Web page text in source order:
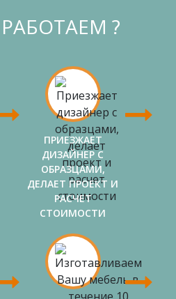
?
ПРИЕЗЖАЕТ
ДИЗАЙНЕР С
ОБРАЗЦАМИ,
ДЕЛАЕТ ПРОЕКТ И
РАСЧЕТ
СТОИМОСТИ